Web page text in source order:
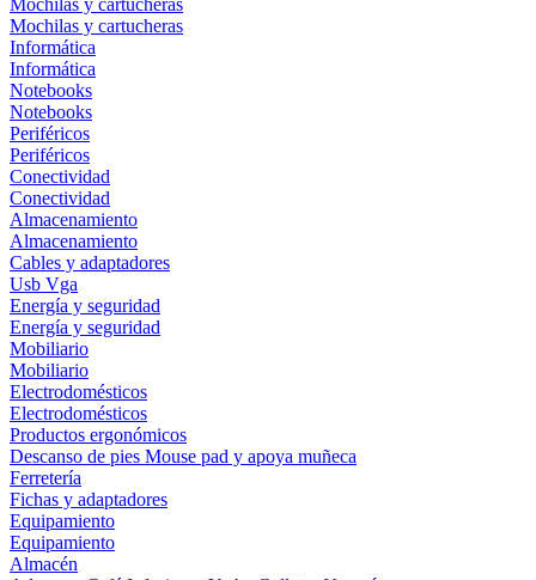
Mochilas y cartucheras
Mochilas y cartucheras
Informática
Informática
Notebooks
Notebooks
Periféricos
Periféricos
Conectividad
Conectividad
Almacenamiento
Almacenamiento
Cables y adaptadores
Usb Vga
Energía y seguridad
Energía y seguridad
Mobiliario
Mobiliario
Electrodomésticos
Electrodomésticos
Productos ergonómicos
Descanso de pies Mouse pad y apoya muñeca
Ferretería
Fichas y adaptadores
Equipamiento
Equipamiento
Almacén